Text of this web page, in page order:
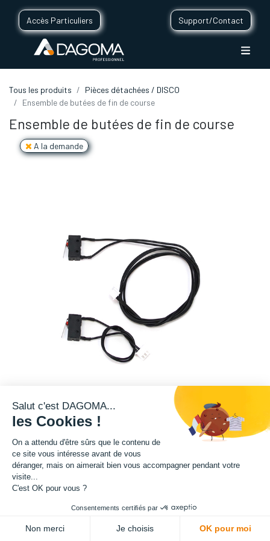
Accès Particuliers Support/Contact
Tous les produits
Pièces détachées / DISCO
Ensemble de butées de fin de course
Ensemble de butées de fin de course
A la demande
(3,75€ TVA comprise
03
Jours
14 09 05
Salut c'est DAGOMA...
les Cookies !
On a attendu d'être sûrs que le contenu de
ce site vous intéresse avant de vous
déranger, mais on aimerait bien vous accompagner pendant votre
visite...
C'est OK pour vous ?
Consentements certifiés par
Non merci Je choisis OK pour moi